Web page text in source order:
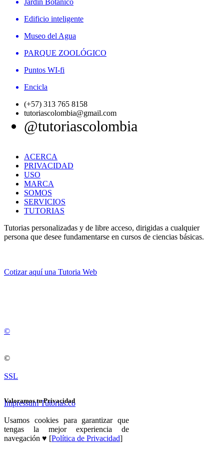
Edificio inteligente
Museo del Agua
PARQUE ZOOLÓGICO
Puntos WI-fi
Encicla
(+57) 313 765 8158
tutoriascolombia@gmail.com
@tutoriascolombia
ACERCA
PRIVACIDAD
USO
MARCA
SOMOS
SERVICIOS
TUTORIAS
Tutorias personalizadas y de libre acceso, dirigidas a cualquier
persona que desee fundamentarse en cursos de ciencias básicas.
Cotizar aquí una Tutoria Web
©
©
SSL
Impressum Tutorias.co
Valoramos tu Privacidad
Usamos cookies para garantizar que
tengas la mejor experiencia de
navegación ♥ [Política de Privacidad]